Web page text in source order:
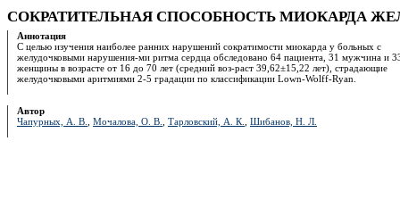
СОКРАТИТЕЛЬНАЯ СПОСОБНОСТЬ МИОКАРДА
Аннотация
С целью изучения наиболее ранних нарушений сократимости миокарда у больных с
желудочковыми нарушения-ми ритма сердца обследовано 64 пациента, 31 мужчина и
женщины в возрасте от 16 до 70 лет (средний воз-раст 39,62±15,22 лет), страдающие
желудочковыми аритмиями 2-5 градации по классификации Lown-Wolff-Ryan.
Автор
Чапурных, А. В.
Мочалова, О. В. Тарловский, А. К. Шибанов, Н. Л.